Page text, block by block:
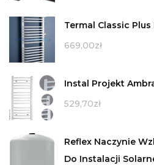
Termal Classic Plus
669,00zł
Instal Projekt
529,70zł
Reflex Naczynie
Do Instalacji